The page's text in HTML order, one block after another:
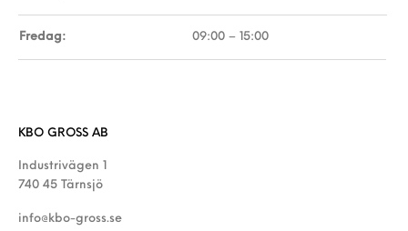
Fredag: 09:00 – 15:00
KBO GROSS AB
Industrivägen 1
740 45 Tärnsjö
info@kbo-gross.se